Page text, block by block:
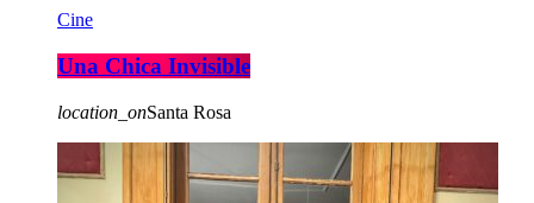
Cine
Una Chica Invisible
location_onSanta Rosa